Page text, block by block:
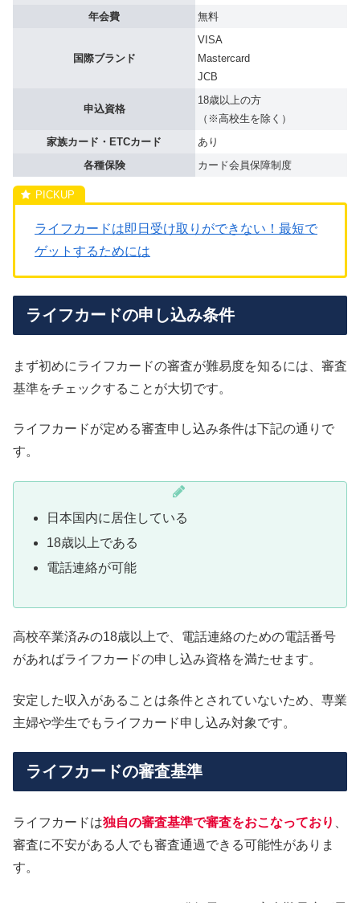
年会費
無料
国際ブランド
VISA
Mastercard
JCB
申込資格
18歳以上の方
（※高校生を除く）
家族カード・ETCカード
あり
各種保険
カード会員保障制度
ライフカードは即日受け取りができない！最短で
ゲットするためには
ライフカードの申し込み条件
まず初めにライフカードの審査が難易度を知るには、審査
基準をチェックすることが大切です。
ライフカードが定める審査申し込み条件は下記の通りで
す。
日本国内に居住している
18歳以上である
電話連絡が可能
高校卒業済みの18歳以上で、電話連絡のための電話番号
があればライフカードの申し込み資格を満たせます。
安定した収入があることは条件とされていないため、専業
主婦や学生でもライフカード申し込み対象です。
ライフカードの審査基準
ライフカードは独自の審査基準で審査をおこなっており
審査に不安がある人でも審査通過できる可能性がありま
す。